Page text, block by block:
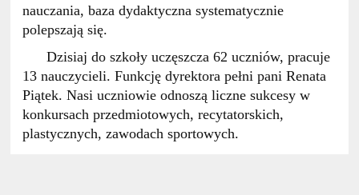
nauczania, baza dydaktyczna systematycznie
polepszają się.
Dzisiaj do szkoły uczęszcza 62 uczniów, pracuje
13 nauczycieli. Funkcję dyrektora pełni pani Renata
Piątek. Nasi uczniowie odnoszą liczne sukcesy w
konkursach przedmiotowych, recytatorskich,
plastycznych, zawodach sportowych.